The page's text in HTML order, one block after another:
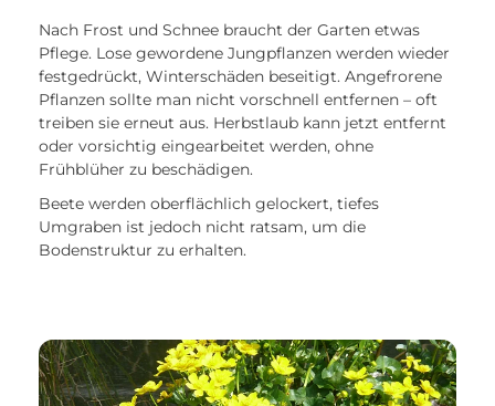
Nach Frost und Schnee braucht der Garten etwas
Pflege. Lose gewordene Jungpflanzen werden wieder
festgedrückt, Winterschäden beseitigt. Angefrorene
Pflanzen sollte man nicht vorschnell entfernen – oft
treiben sie erneut aus. Herbstlaub kann jetzt entfernt
oder vorsichtig eingearbeitet werden, ohne
Frühblüher zu beschädigen.
Beete werden oberflächlich gelockert, tiefes
Umgraben ist jedoch nicht ratsam, um die
Bodenstruktur zu erhalten.